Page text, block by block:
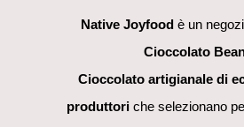
Native Joyfood è un
Cioccolato
Cioccolato artigianale di
produttori che selezionano